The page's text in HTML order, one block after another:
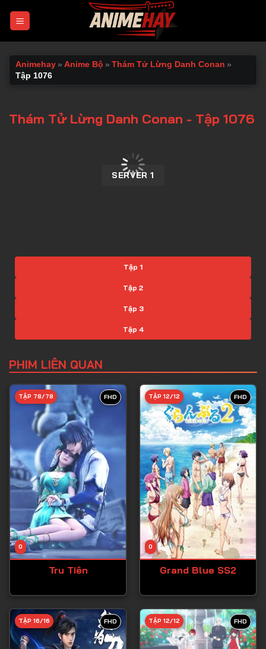
Animehay » Anime Bộ » Thám Tử Lừng Danh Conan »
Tập 1076
Thám Tử Lừng Danh Conan - Tập 1076
SERVER 1
Tập 1
Tập 2
Tập 3
Tập 4
Tập 6
Tập 7
Tập 8
Tập 9
Tập 11
Tập 12
Tập 13
Tập 14
Tập 15
Tập 17
Tập 18
Tập 19
PHIM LIÊN QUAN
FHD
0
TẬP 78/78
Tru Tiên
FHD
0
TẬP 12/12
Grand Blue SS2
FHD
TẬP 16/16 FHD
TẬP 12/12